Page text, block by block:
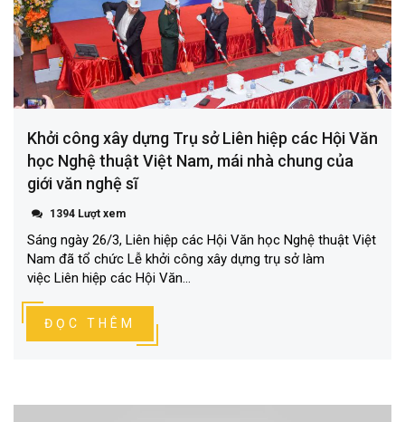
Khởi công xây dựng Trụ sở Liên hiệp các Hội Văn
học Nghệ thuật Việt Nam, mái nhà chung của
giới văn nghệ sĩ
1394 Lượt xem
Sáng ngày 26/3, Liên hiệp các Hội Văn học Nghệ thuật Việt
Nam đã tổ chức Lễ khởi công xây dựng trụ sở làm
việc Liên hiệp các Hội Văn...
ĐỌC THÊM